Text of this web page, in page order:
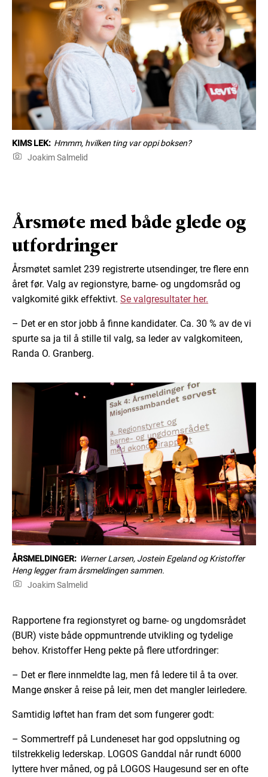
KIMS LEK: Hmmm, hvilken ting var oppi boksen?
Joakim Salmelid
Årsmøte med både glede og
utfordringer
Årsmøtet samlet 239 registrerte utsendinger, tre flere enn
året før. Valg av regionstyre, barne- og ungdomsråd og
valgkomité gikk effektivt. Se valgresultater her.
– Det er en stor jobb å finne kandidater. Ca. 30 % av de vi
spurte sa ja til å stille til valg, sa leder av valgkomiteen,
Randa O. Granberg.
ÅRSMELDINGER: Werner Larsen, Jostein Egeland og Kristoffer
Heng legger fram årsmeldingen sammen.
Joakim Salmelid
Rapportene fra regionstyret og barne- og ungdomsrådet
(BUR) viste både oppmuntrende utvikling og tydelige
behov. Kristoffer Heng pekte på flere utfordringer:
– Det er flere innmeldte lag, men få ledere til å ta over.
Mange ønsker å reise på leir, men det mangler leirledere.
Samtidig løftet han fram det som fungerer godt:
– Sommertreff på Lundeneset har god oppslutning og
tilstrekkelig lederskap. LOGOS Ganddal når rundt 6000
lyttere hver måned, og på LOGOS Haugesund ser en ofte